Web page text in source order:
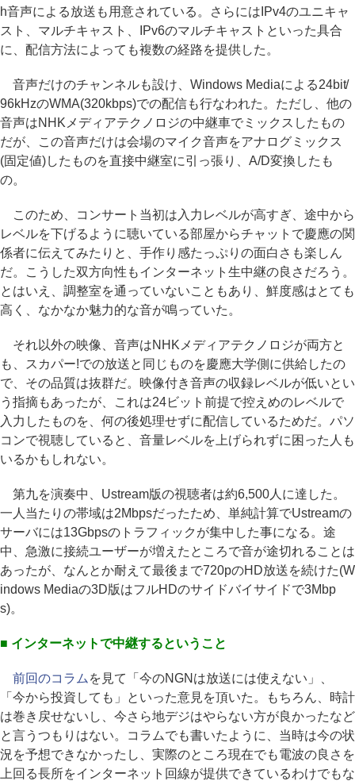
h音声による放送も用意されている。さらにはIPv4のユニキャ
スト、マルチキャスト、IPv6のマルチキャストといった具合
に、配信方法によっても複数の経路を提供した。
音声だけのチャンネルも設け、Windows Mediaによる24bit/
96kHzのWMA(320kbps)での配信も行なわれた。ただし、他の
音声はNHKメディアテクノロジの中継車でミックスしたもの
だが、この音声だけは会場のマイク音声をアナログミックス
(固定値)したものを直接中継室に引っ張り、A/D変換したも
の。
このため、コンサート当初は入力レベルが高すぎ、途中から
レベルを下げるように聴いている部屋からチャットで慶應の関
係者に伝えてみたりと、手作り感たっぷりの面白さも楽しん
だ。こうした双方向性もインターネット生中継の良さだろう。
とはいえ、調整室を通っていないこともあり、鮮度感はとても
高く、なかなか魅力的な音が鳴っていた。
それ以外の映像、音声はNHKメディアテクノロジが両方と
も、スカパー!での放送と同じものを慶應大学側に供給したの
で、その品質は抜群だ。映像付き音声の収録レベルが低いとい
う指摘もあったが、これは24ビット前提で控えめのレベルで
入力したものを、何の後処理せずに配信しているためだ。パソ
コンで視聴していると、音量レベルを上げられずに困った人も
いるかもしれない。
第九を演奏中、Ustream版の視聴者は約6,500人に達した。
一人当たりの帯域は2Mbpsだったため、単純計算でUstreamの
サーバには13Gbpsのトラフィックが集中した事になる。途
中、急激に接続ユーザーが増えたところで音が途切れることは
あったが、なんとか耐えて最後まで720pのHD放送を続けた(W
indows Mediaの3D版はフルHDのサイドバイサイドで3Mbp
s)。
■ インターネットで中継するということ
前回のコラム を見て「今のNGNは放送には使えない」、
「今から投資しても」といった意見を頂いた。もちろん、時計
は巻き戻せないし、今さら地デジはやらない方が良かったなど
と言うつもりはない。コラムでも書いたように、当時は今の状
況を予想できなかったし、実際のところ現在でも電波の良さを
上回る長所をインターネット回線が提供できているわけでもな